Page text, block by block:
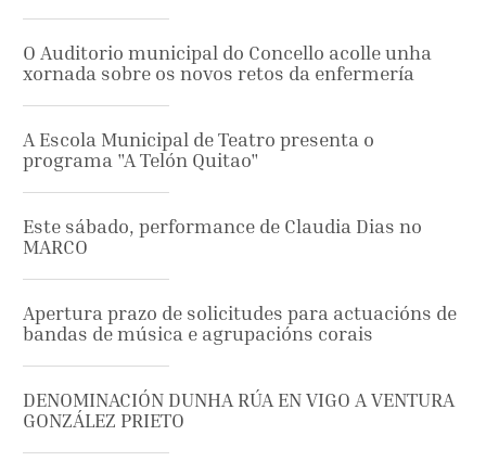
O Auditorio municipal do Concello acolle unha
xornada sobre os novos retos da enfermería
A Escola Municipal de Teatro presenta o
programa "A Telón Quitao"
Este sábado, performance de Claudia Dias no
MARCO
Apertura prazo de solicitudes para actuacións de
bandas de música e agrupacións corais
DENOMINACIÓN DUNHA RÚA EN VIGO A VENTURA
GONZÁLEZ PRIETO